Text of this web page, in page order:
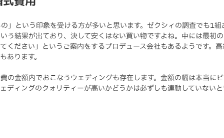
」という印象を受ける方が多いと思います。ゼクシィの調査でも1組
う結果が出ており、決して安くはない買い物ですよね。中には最初
ください」というご案内をするプロデュース会社もあるようです。高
ります。
の金額内でおこなうウェディングも存在します。金額の幅は本当に
ディングのクォリティーが高いかどうかは必ずしも連動していない